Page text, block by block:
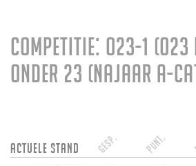
Competitie: O23-1
Onder 23 (najaar A-
Actuele stand Gesp. Punt.